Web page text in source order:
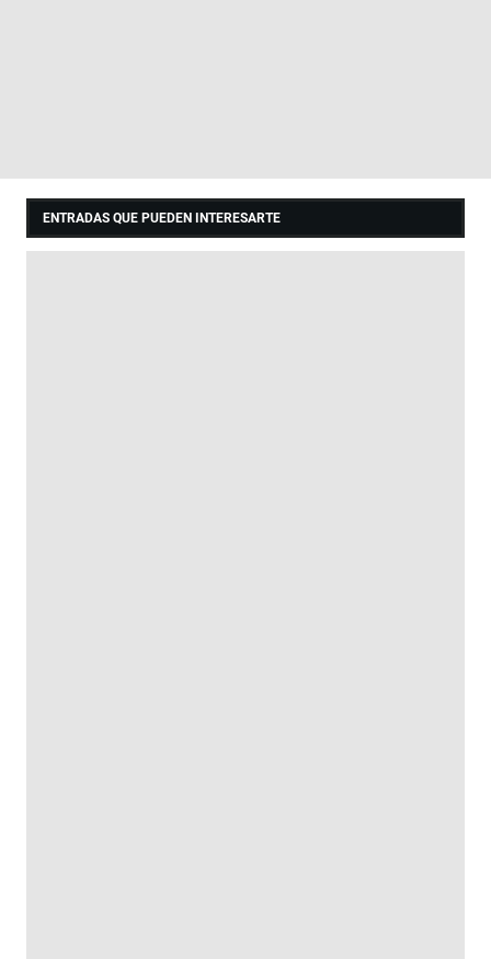
ENTRADAS QUE PUEDEN INTERESARTE